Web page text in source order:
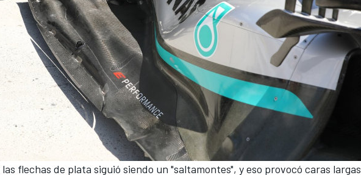
flechas de plata siguió siendo un "saltamontes", y eso provocó caras largas